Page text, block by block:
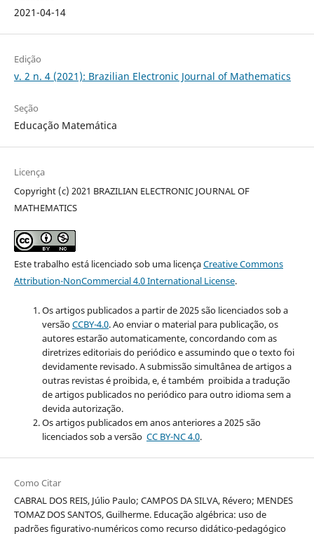
2021-04-14
Edição
v. 2 n. 4 (2021): Brazilian Electronic Journal of Mathematics
Seção
Educação Matemática
Licença
Copyright (c) 2021 BRAZILIAN ELECTRONIC JOURNAL OF
MATHEMATICS
Este trabalho está licenciado sob uma licençaCreative Commons
Attribution-NonCommercial 4.0 International License.
Os artigos publicados a partir de 2025 são licenciados sob a
versãoCCBY-4.0. Ao enviar o material para publicação, os
autores estarão automaticamente, concordando com as
diretrizes editoriais do periódico e assumindo que o texto foi
devidamente revisado. A submissão simultânea de artigos a
outras revistas é proibida, e, é também proibida a tradução
de artigos publicados no periódico para outro idioma sem a
devida autorização.
Os artigos publicados em anos anteriores a 2025 são
licenciados sob a versão CC BY-NC 4.0.
Como Citar
CABRAL DOS REIS, Júlio Paulo; CAMPOS DA SILVA, Révero; MENDES
TOMAZ DOS SANTOS, Guilherme. Educação algébrica: uso de
padrões figurativo-numéricos como recurso didático-pedagógico